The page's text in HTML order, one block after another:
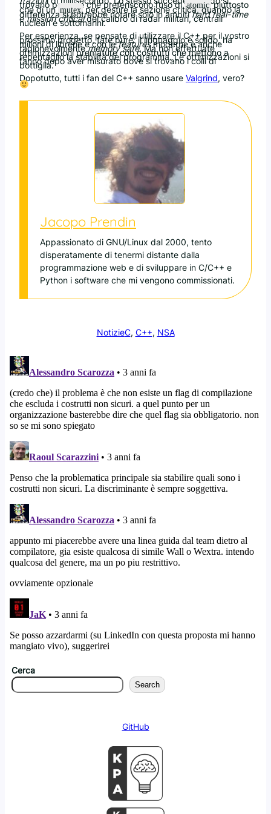
trovano persone che preferiscono l’uso diatomicpiuttosto
che di unmutexper gestire la sezione critica, quando la
differenza si potrebbe notare solo in ambitihard real-time
emission criticaldel calibro di radar militari, centrali
nucleari e sottomarini.
Per esperienza, se pensate di utilizzare il C++ per il vostro
prossimo progetto, fate pure: il linguaggio è solido, ha
milioni di librerie e con lefeaturesmoderne è anche
ragionevolmentememory safe. Ma non effettuate
ottimizzazioni premature con costrutti che mettono a
repentaglio la stabilità del programma. Le ottimizzazioni si
fanno dopo aver misurato dove si trovano i colli di
bottiglia.
Dopotutto, tutti i fan del C++ sanno usare Valgrind, vero?
Jacopo Prendin
Appassionato di GNU/Linux dal 2000, tento
disperatamente di tenermi distante dalla
programmazione web e di sviluppare in C/C++ e
Python i software che mi vengono commissionati.
NotizieC, C++, NSA
Cerca
Search
GitHub